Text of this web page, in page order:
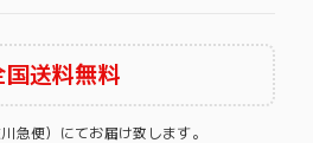
国送料無料
急便）にてお届け致します。